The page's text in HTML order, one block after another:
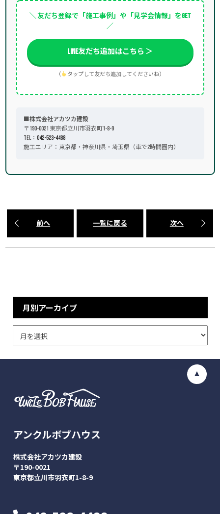
＼ 友だち登録で「施工事例」や「見学会情報」をGET
／
LINE友だち追加はこちら ＞
（ タップして友だち追加してくださいね）
■株式会社アカツカ建設
〒190-0021 東京都立川市羽衣町1-8-9
TEL： 042-523-4488
施工エリア：東京都・神奈川県・埼玉県（車で2時間圏内）
前へ 一覧に戻る 次へ
月別アーカイブ
アンクルボブハウス
株式会社アカツカ建設
〒190-0021
東京都立川市羽衣町1-8-9